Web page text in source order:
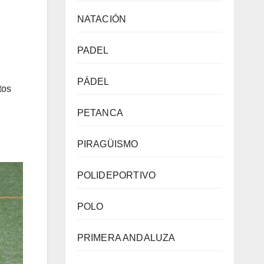
NATACIÓN
PADEL
PÁDEL
PETANCA
PIRAGÜISMO
POLIDEPORTIVO
POLO
PRIMERA ANDALUZA